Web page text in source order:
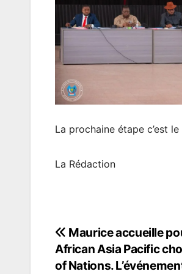
La prochaine étape
La Rédaction
Navigation
de
Maurice accueille
African Asia Pacific
of Nations.